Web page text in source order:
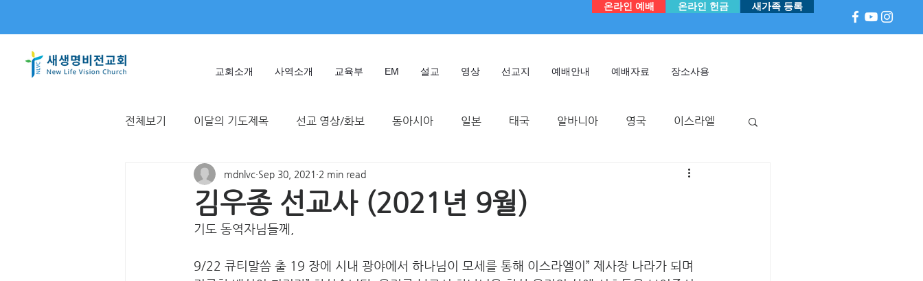
교회소개 사역소개 교육부 EM 설교 영상 선교지 예배안내 예배자료 장소사용
온라인 헌금 새가족 등록
온라인 예배
전체보기 이달의 기도제목 선교 영상/화보 동아시아 일본 태국 알바니아 영국 이스라엘
불가리아 | 터키 독일 대만
EWC 대한민국
김우종 선교사 (2021년 9월)
mdnlvc Sep 30, 2021 2 min read
기도 동역자님들께,
9/22 큐티말씀 출 19 장에 시내 광야에서 하나님이 모세를 통해 이스라엘이” 제사장 나라가 되며